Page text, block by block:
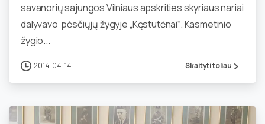
savanorių sajungos Vilniaus apskrities skyriaus nariai
dalyvavo pėsčiųjų žygyje „Kęstutėnai“. Kasmetinio
žygio...
2014-04-14 Skaityti toliau